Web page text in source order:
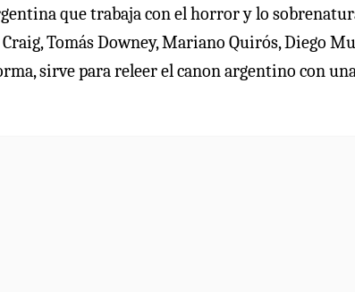
que trabaja con el horror y lo
Tomás Downey, Mariano Quirós, Diego
sirve para releer el canon argentino con